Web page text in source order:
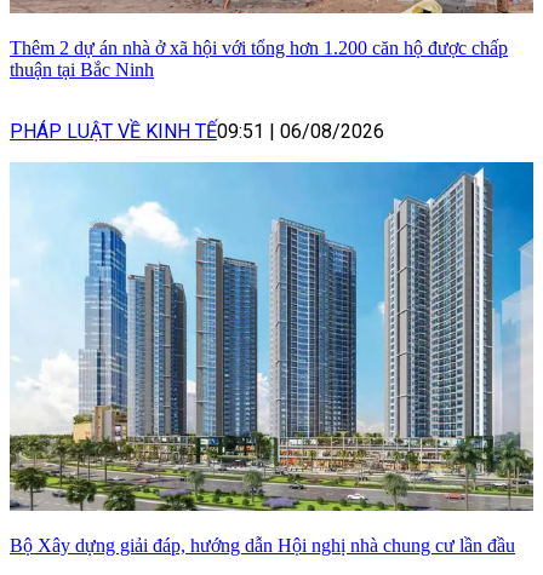
Thêm 2 dự án nhà ở xã hội với tổng hơn 1.200 căn hộ được chấp
thuận tại Bắc Ninh
PHÁP LUẬT VỀ KINH TẾ09:51 06/08/2026
Bộ Xây dựng giải đáp, hướng dẫn Hội nghị nhà chung cư lần đầu